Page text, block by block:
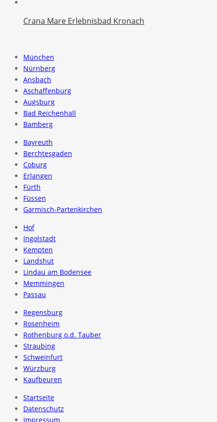
Crana Mare Erlebnisbad Kronach
München
Nürnberg
Ansbach
Aschaffenburg
Augsburg
Bad Reichenhall
Bamberg
Bayreuth
Berchtesgaden
Coburg
Erlangen
Fürth
Füssen
Garmisch-Partenkirchen
Hof
Ingolstadt
Kempten
Landshut
Lindau am Bodensee
Memmingen
Passau
Regensburg
Rosenheim
Rothenburg o.d. Tauber
Straubing
Schweinfurt
Würzburg
Kaufbeuren
Startseite
Datenschutz
Impressum